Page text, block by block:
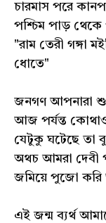
চারমাস পরে
পশ্চিম পাড় থেকে
"রাম তেরী গঙ্গা
ধোতে"
জনগণ আপনারা
আজ পর্যন্ত
যেটুকু ঘটেছে তা
অথচ আমরা দেবী
জমিয়ে পুজো করি
এই জন্ম ব্যর্থ